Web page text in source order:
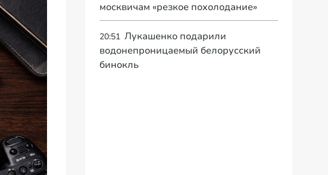
москвичам «резкое похолодание»
20:51 Лукашенко подарили
водонепроницаемый белорусский
бинокль